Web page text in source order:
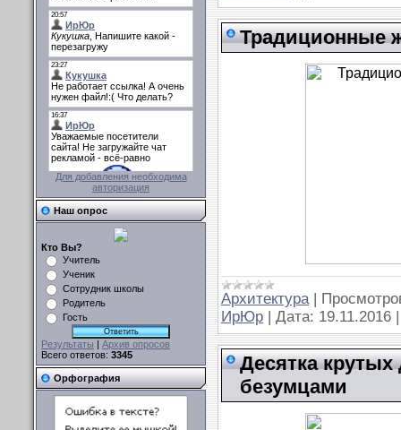
Для добавления необходима
авторизация
Наш опрос
Кто Вы?
Учитель
Ученик
Сотрудник школы
Родитель
Гость
Результаты | Архив опросов
Всего ответов: 3345
Орфография
Традиционные
Архитектура|
ИрЮр | Дата: 19.11.2016
Десятка
безумцами